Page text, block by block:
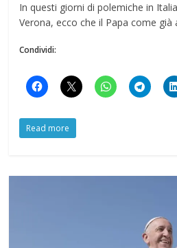
In questi giorni di polemiche in
Verona, ecco che il Papa come già
Condividi:
Read more